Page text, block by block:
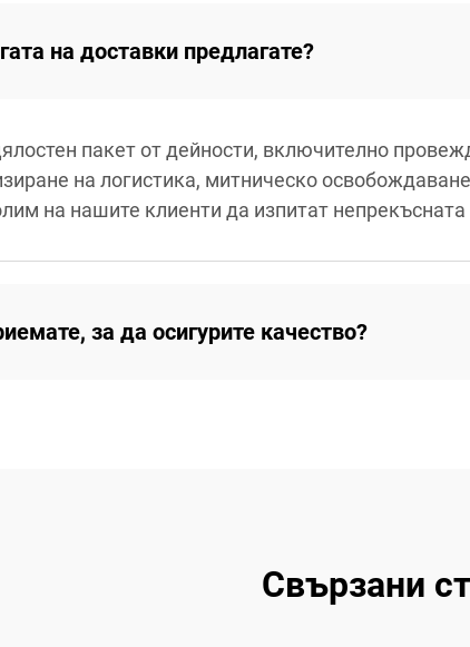
на доставки предлагате?
пакет от дейности, включително
на логистика, митническо
на нашите клиенти да изпитат непрекъсната
за да осигурите качество?
Свързани